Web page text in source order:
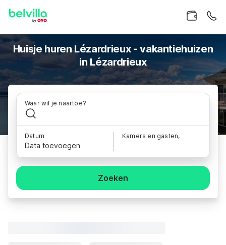
Huisje huren Lézardrieux - vakantiehuizen
in Lézardrieux
Waar wil je naartoe?
Datum
Data toevoegen
Kamers en gasten,
Zoeken